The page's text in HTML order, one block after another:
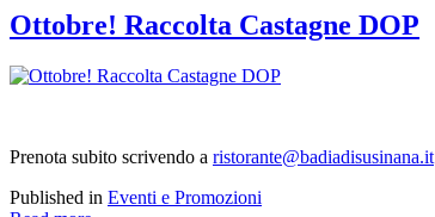
Ottobre! Raccolta Castagne DOP
Prenota subito scrivendo a ristorante@badiadisusinana.it
Published in Eventi e Promozioni